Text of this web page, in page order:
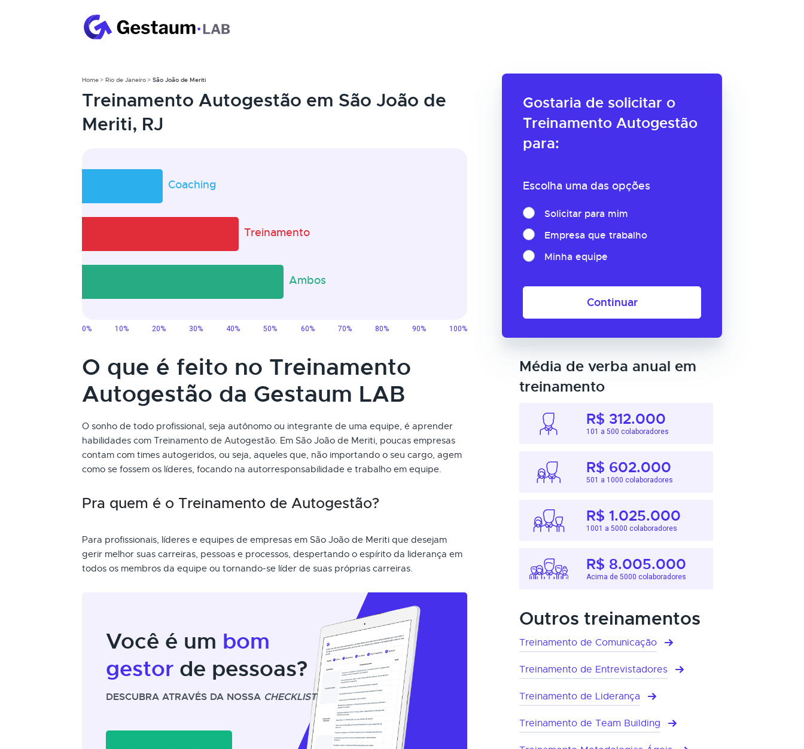
Gostaria de solicitar o
Treinamento Autogestão
para:
Escolha uma das opções
Solicitar para mim
Empresa que trabalho
Minha equipe
Continuar
Home Rio de Janeiro São João de Meriti
Treinamento Autogestão em São João de
Meriti, RJ
O que é feito no Treinamento
Autogestão da Gestaum LAB
O sonho de todo profissional, seja autônomo ou integrante de uma equipe, é aprender
habilidades com Treinamento de Autogestão. Em São João de Meriti, poucas empresas
contam com times autogeridos, ou seja, aqueles que, não importando o seu cargo, agem
como se fossem os líderes, focando na autorresponsabilidade e trabalho em equipe.
Pra quem é o Treinamento de Autogestão?
Para profissionais, líderes e equipes de empresas em São João de Meriti que desejam
gerir melhor suas carreiras, pessoas e processos, despertando o espírito da liderança em
todos os membros da equipe ou tornando-se líder de suas próprias carreiras.
Você é um bom
gestor de pessoas?
DESCUBRA ATRAVÉS DA NOSSA CHECKLIST
Média de verba anual em
treinamento
R$ 312.000
101 a 500 colaboradores
R$ 602.000
501 a 1000 colaboradores
R$ 1.025.000
1001 a 5000 colaboradores
R$ 8.005.000
Acima de 5000 colaboradores
Outros treinamentos
Treinamento de Comunicação
Treinamento de Entrevistadores
Treinamento de Liderança
Treinamento de Team Building